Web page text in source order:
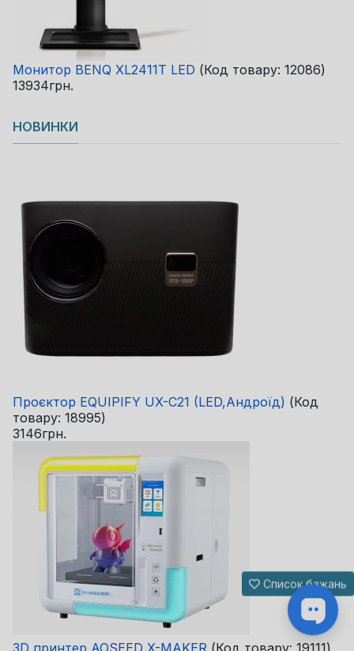
Монитор BENQ XL2411T LED (Код товару: 12086)
13934грн.
НОВИНКИ
Проєктор EQUIPIFY UX-C21 (LED,Андроїд) (Код
товару: 18995)
3146грн.
3D принтер AOSEED X-MAKER (Код товару: 19111)
Список бажань